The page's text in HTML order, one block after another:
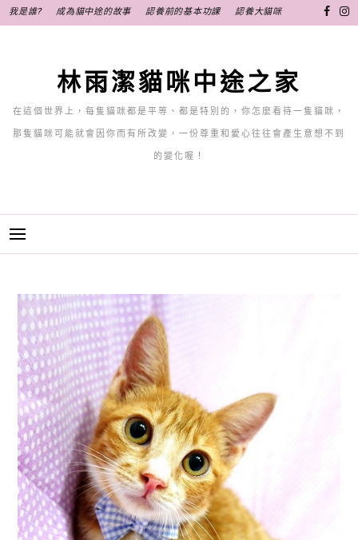
至
我是誰? 成為貓中途的故事 認養前的基本功課 認養大貓咪
林雨潔貓咪中途之家
在這個世界上，每隻貓咪都是平等、都是特別的，你怎麼看待一隻貓咪，
那隻貓咪可能就會因你而有所改變，一份尊重和愛心往往會產生意想不到
的變化喔！